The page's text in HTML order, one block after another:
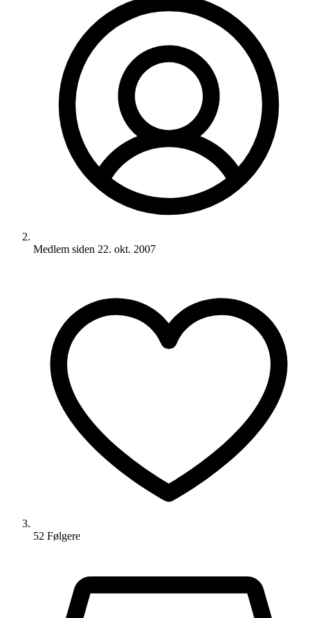
Medlem siden 22. okt. 2007
52 Følgere